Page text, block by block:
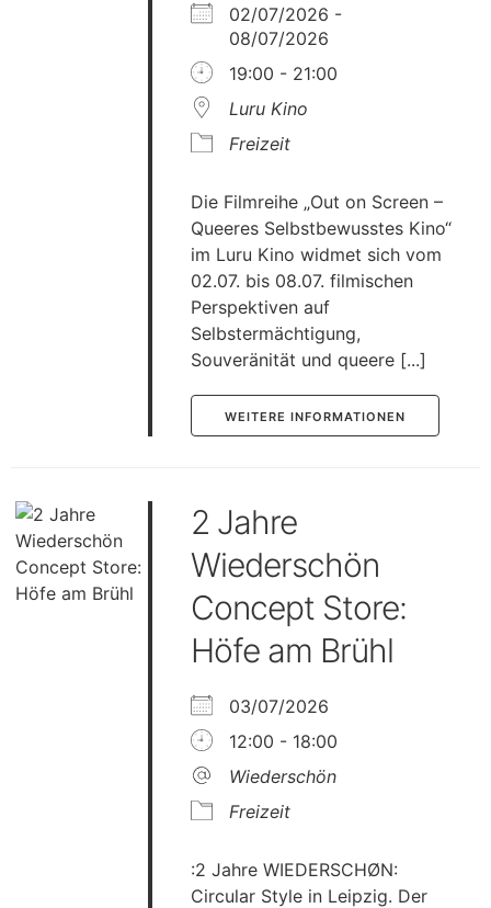
02/07/2026 -
08/07/2026
19:00 - 21:00
Luru Kino
Freizeit
Die Filmreihe „Out on Screen –
Queeres Selbstbewusstes Kino“
im Luru Kino widmet sich vom
02.07. bis 08.07. filmischen
Perspektiven auf
Selbstermächtigung,
Souveränität und queere [...]
WEITERE INFORMATIONEN
2 Jahre
Wiederschön
Concept Store:
Höfe am Brühl
03/07/2026
12:00 - 18:00
Wiederschön
Freizeit
:2 Jahre WIEDERSCHØN:
Circular Style in Leipzig. Der